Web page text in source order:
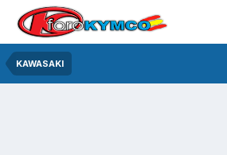
KAWASAKI